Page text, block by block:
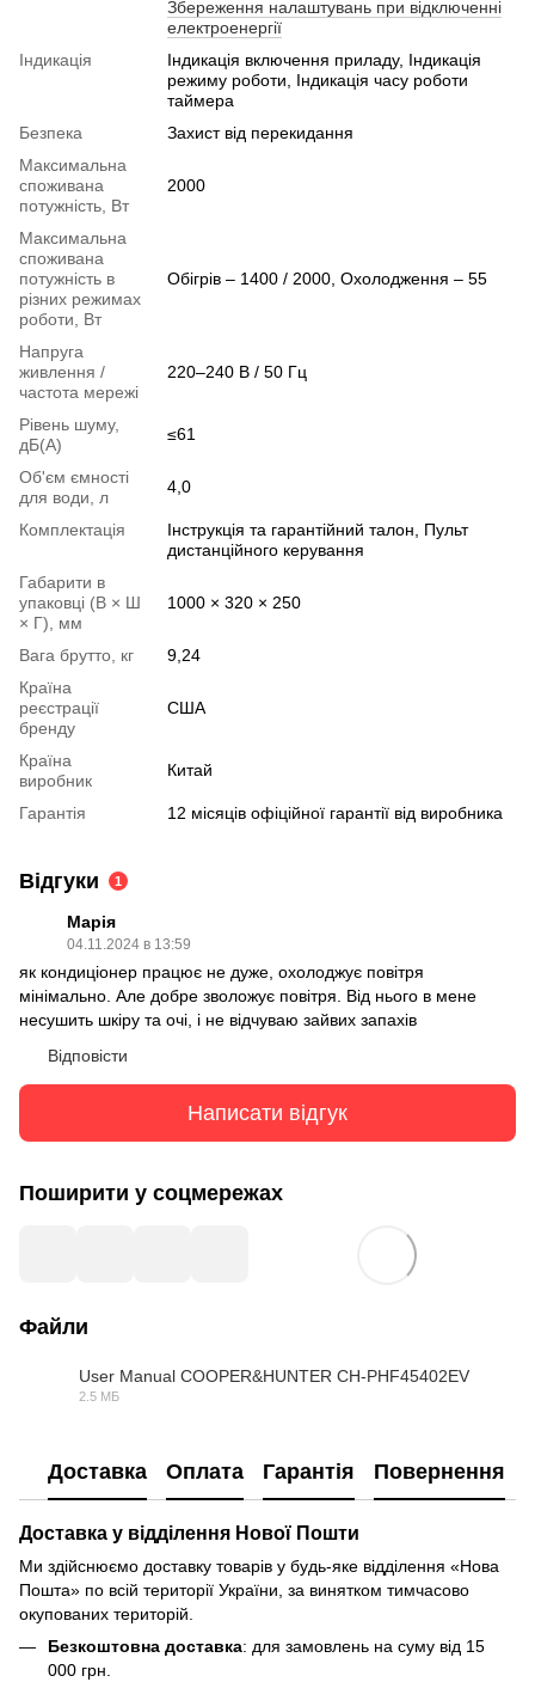
Збереження налаштувань при відключенні
електроенергії
Індикація
Індикація включення приладу, Індикація
режиму роботи, Індикація часу роботи
таймера
Безпека
Захист від перекидання
Максимальна
споживана
потужність, Вт
2000
Максимальна
споживана
потужність в
різних режимах
роботи, Вт
Обігрів – 1400 / 2000, Охолодження – 55
Напруга
живлення /
частота мережі
220–240 В / 50 Гц
Рівень шуму,
дБ(А)
≤61
Об'єм ємності
для води, л
4,0
Комплектація
Інструкція та гарантійний талон, Пульт
дистанційного керування
Габарити в
упаковці (В × Ш
× Г), мм
1000 × 320 × 250
Вага брутто, кг
9,24
Країна
реєстрації
бренду
США
Країна
виробник
Китай
Гарантія 12 місяців офіційної гарантії від виробника
Відгуки 1
Марія
04.11.2024 в 13:59
як кондиціонер працює не дуже, охолоджує повітря
мінімально. Але добре зволожує повітря. Від нього в мене
несушить шкіру та очі, і не відчуваю зайвих запахів
Відповісти
Написати відгук
Поширити у соцмережах
Файли
User Manual COOPER&HUNTER CH-PHF45402EV
2.5 МБ
Доставка Оплата Гарантія Повернення
Доставка у відділення Нової Пошти
Ми здійснюємо доставку товарів у будь-яке відділення «Нова
Пошта» по всій території України, за винятком тимчасово
окупованих територій.
Безкоштовна доставка: для замовлень на суму від 15
000 грн.